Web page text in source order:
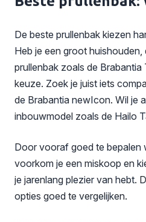
De beste prullenbak kiezen
Heb je een groot huishouden,
prullenbak zoals de Brabantia
keuze. Zoek je juist iets
de Brabantia newIcon. Wil je
inbouwmodel zoals de Hailo
Door vooraf goed te bepalen
voorkom je een miskoop en
je jarenlang plezier van hebt.
opties goed te vergelijken.